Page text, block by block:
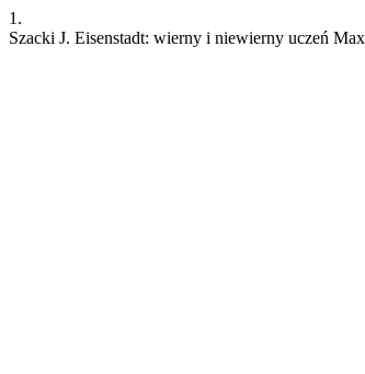
1.
Szacki J. Eisenstadt: wierny i niewierny uczeń